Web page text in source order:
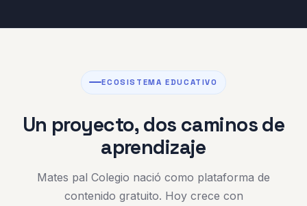
ECOSISTEMA EDUCATIVO
Un proyecto, dos caminos de
aprendizaje
Mates pal Colegio nació como plataforma de
contenido gratuito. Hoy crece con